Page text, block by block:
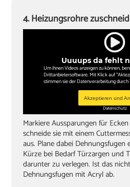
Uuuups da fehlt
Um ihnen Videos anzeigen zu können,
Drittanbietersoftware. Mit Klick auf
stimmen sie der Datenverarbeitung durch
Akzeptieren und
Datenschutz
4. Heizungsrohre
Markiere Aussparungen für
schneide sie mit einem
aus. Plane dabei Dehnungsfugen
Kürze bei Bedarf Türzargen und
darunter zu verlegen. Ist das
Dehnungsfugen mit Acryl ab.